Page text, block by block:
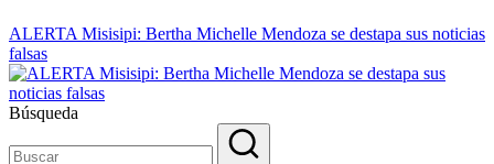
ALERTA Misisipi: Bertha Michelle Mendoza se destapa sus noticias
falsas
Búsqueda